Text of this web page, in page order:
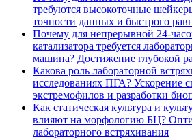
требуются высокоточные
точности данных и быстрого
Почему для непрерывной 24-
катализатора требуется
машина? Достижение глубокой
Какова роль лабораторной
исследованиях ПГА? Ускорение
экстремофилов и разработки
Как статическая культура и
влияют на морфологию БЦ?
лабораторного встряхивания